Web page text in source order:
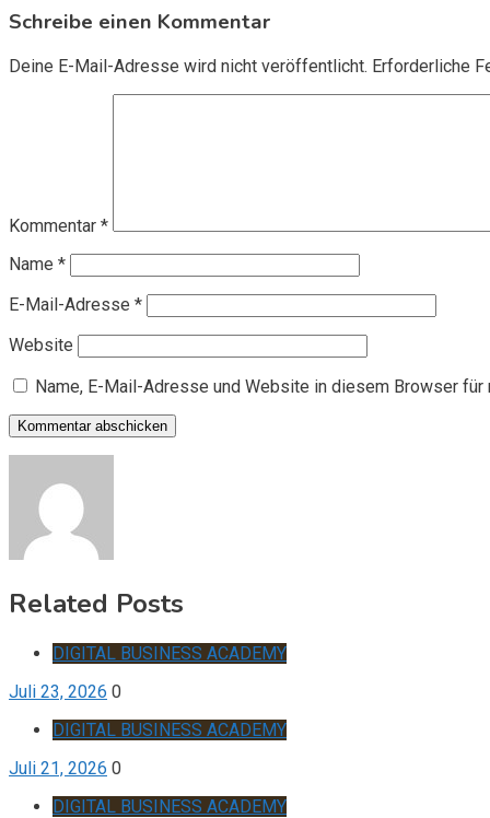
Schreibe einen Kommentar
Deine E-Mail-Adresse wird nicht veröffentlicht. Erforderliche
Kommentar *
Name *
E-Mail-Adresse *
Website
Name, E-Mail-Adresse und Website in diesem Browser
Related Posts
DIGITAL BUSINESS ACADEMY
Juli 23, 2026 0
DIGITAL BUSINESS ACADEMY
Juli 21, 2026 0
DIGITAL BUSINESS ACADEMY